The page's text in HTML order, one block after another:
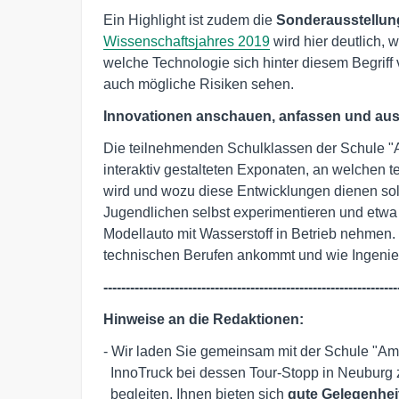
Ein Highlight ist zudem die
Wissenschaftsjahres 2019 wird hier deutlich,
welche Technologie sich hinter diesem
auch mögliche Risiken sehen.
Innovationen anschauen, anfassen und
Die teilnehmenden Schulklassen der Schule
interaktiv gestalteten Exponaten, an welchen
wird und wozu diese Entwicklungen dienen
Jugendlichen selbst experimentieren und
Modellauto mit Wasserstoff in Betrieb
technischen Berufen ankommt und wie
Hinweise an die Redaktionen:
- Wir laden Sie gemeinsam mit der Schule
  begleiten. Ihnen bieten sich
gute